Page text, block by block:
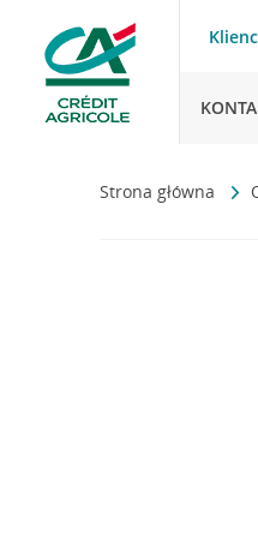
KONTA
Strona główna